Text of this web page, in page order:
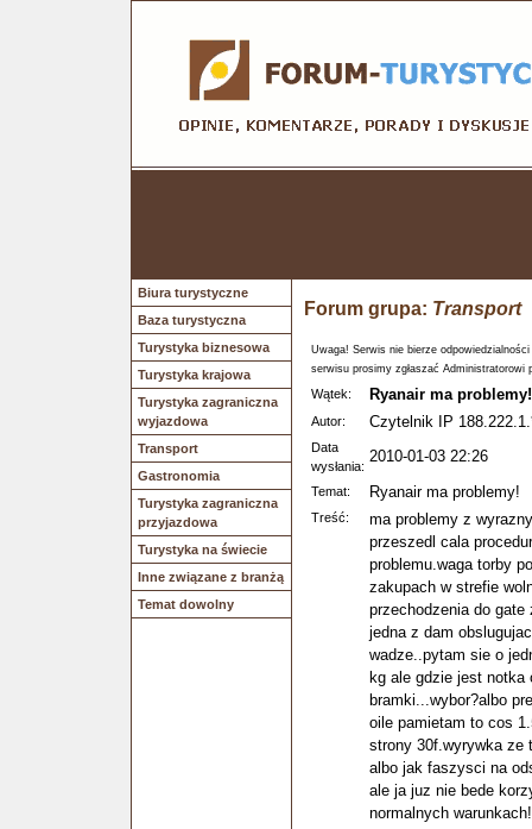
Biura turystyczne
Baza turystyczna
Turystyka biznesowa
Turystyka krajowa
Turystyka zagraniczna
wyjazdowa
Transport
Gastronomia
Turystyka zagraniczna
przyjazdowa
Turystyka na świecie
Inne związane z branżą
Temat dowolny
Forum grupa: Transport
Uwaga! Serwis nie bierze
serwisu prosimy zgłaszać Administratorowi
Wątek: Ryanair ma problemy!
Autor: Czytelnik IP
Data
wysłania:
2010-01-03 22:26
Temat: Ryanair ma problemy!
Treść:
ma problemy z
przeszedl cala
problemu.waga torby
zakupach w strefie
przechodzenia do
jedna z dam
wadze..pytam sie o
kg ale gdzie jest
bramki...wybor?albo
oile pamietam to cos
strony 30f.wyrywka ze
albo jak faszysci na
ale ja juz nie bede
normalnych